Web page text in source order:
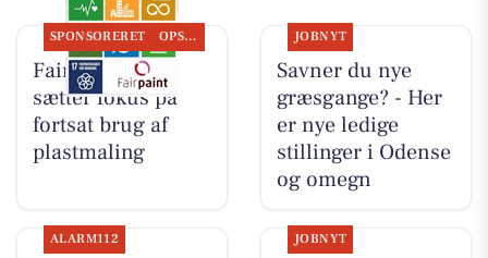
SPONSORERET OPSLAGSTAVLEN
Fairpaint ApS
sætter fokus på
fortsat brug af
plastmaling
JOBNYT
Savner du nye
græsgange? - Her
er nye ledige
stillinger i Odense
og omegn
ALARM112 JOBNYT